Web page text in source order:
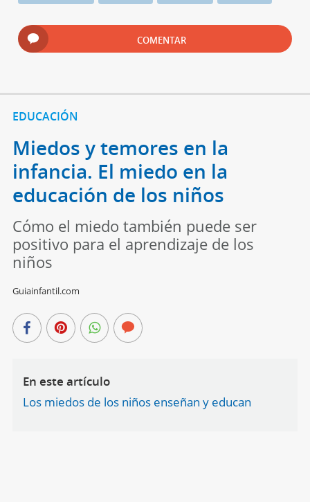
COMENTAR
EDUCACIÓN
Miedos y temores en la
infancia. El miedo en la
educación de los niños
Cómo el miedo también puede ser
positivo para el aprendizaje de los
niños
Guiainfantil.com
En este artículo
Los miedos de los niños enseñan y educan